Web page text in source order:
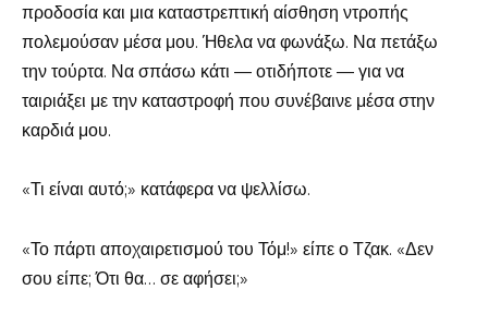
προδοσία και μια καταστρεπτική αίσθηση ντροπής
πολεμούσαν μέσα μου. Ήθελα να φωνάξω. Να πετάξω
την τούρτα. Να σπάσω κάτι — οτιδήποτε — για να
ταιριάξει με την καταστροφή που συνέβαινε μέσα στην
καρδιά μου.
«Τι είναι αυτό;» κατάφερα να ψελλίσω.
«Το πάρτι αποχαιρετισμού του Τόμ!» είπε ο Τζακ. «Δεν
σου είπε; Ότι θα… σε αφήσει;»